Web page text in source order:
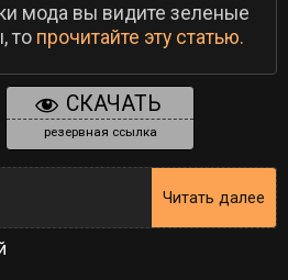
мода вы видите зеленые
то прочитайте эту статью.
СКАЧАТЬ
резервная ссылка
Читать далее